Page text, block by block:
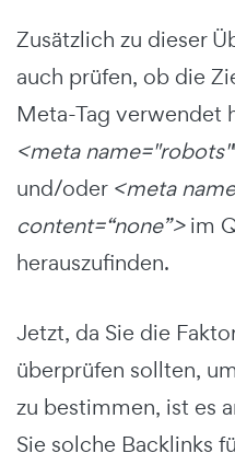
Zusätzlich zu dieser
auch prüfen, ob die
Meta-Tag verwendet
<meta name="robots"
und/oder <meta
content=“none”>im
herauszufinden.
Jetzt, da Sie die
überprüfen sollten,
zu bestimmen, ist es
Sie solche Backlinks